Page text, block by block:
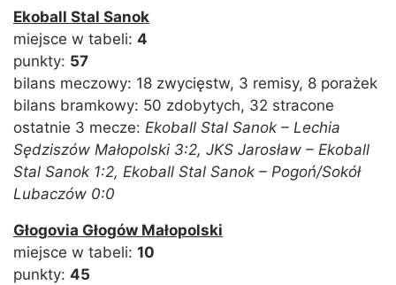
Ekoball Stal Sanok
miejsce w tabeli: 4
punkty: 57
bilans meczowy: 18 zwycięstw, 3 remisy, 8 porażek
bilans bramkowy: 50 zdobytych, 32 stracone
ostatnie 3 mecze: Ekoball Stal Sanok – Lechia
Sędziszów Małopolski 3:2, JKS Jarosław – Ekoball
Stal Sanok 1:2, Ekoball Stal Sanok – Pogoń/Sokół
Lubaczów 0:0
Głogovia Głogów Małopolski
miejsce w tabeli: 10
punkty: 45